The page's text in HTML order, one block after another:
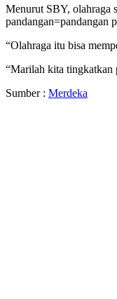
Menurut SBY, olahraga
pandangan=pandangan
“Olahraga itu bisa
“Marilah kita tingkatkan
Sumber : Merdeka